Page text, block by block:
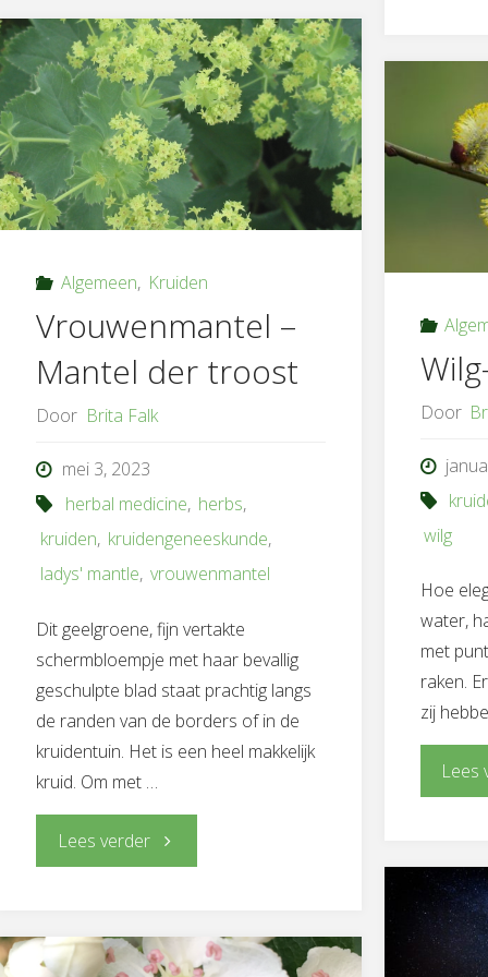
de
zoete
ontspanning"
Algemeen, Kruiden
Vrouwenmantel –
Mantel der troost
Door Brita Falk
mei 3, 2023
herbal medicine, herbs,
kruiden, kruidengeneeskunde,
ladys' mantle, vrouwenmantel
Dit geelgroene, fijn vertakte
schermbloempje met haar bevallig
geschulpte blad staat prachtig langs
de randen van de borders of in de
kruidentuin. Het is een heel makkelijk
kruid. Om met …
Lees verder"Vrouwenmantel
Mantel
Door
wilg
Hoe
water,
met
raken.
zij
Lees